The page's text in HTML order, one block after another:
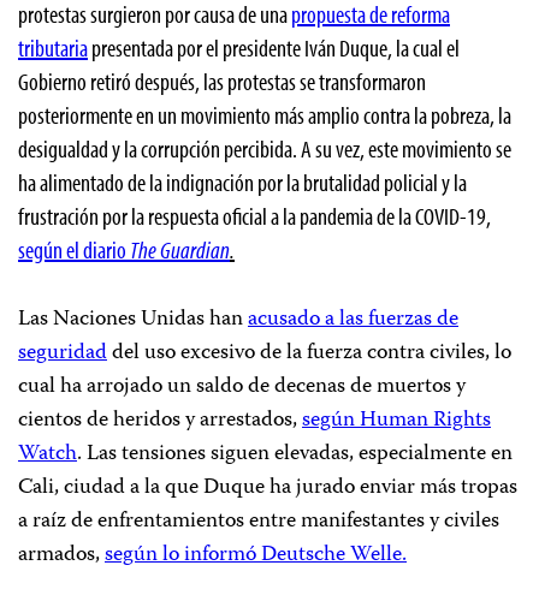
protestas surgieron por causa de unapropuesta de reforma
tributariapresentada por el presidente Iván Duque, la cual el
Gobierno retiró después, las protestas se transformaron
posteriormente en un movimiento más amplio contra la pobreza, la
desigualdad y la corrupción percibida. A su vez, este movimiento se
ha alimentado de la indignación por la brutalidad policial y la
frustración por la respuesta oficial a la pandemia de la COVID-19,
según el diario The Guardian.
Las Naciones Unidas hanacusado a las fuerzas de
seguridaddel uso excesivo de la fuerza contra civiles, lo
cual ha arrojado un saldo de decenas de muertos y
cientos de heridos y arrestados,según Human Rights
Watch.Las tensiones siguen elevadas, especialmente en
Cali, ciudad a la que Duque ha jurado enviar más tropas
a raíz de enfrentamientos entre manifestantes y civiles
armados,según lo informó Deutsche Welle.